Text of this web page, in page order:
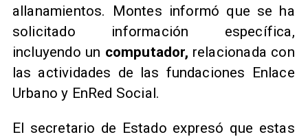
allanamientos. Montes informó que se ha
solicitado información específica,
incluyendo un computador, relacionada con
las actividades de las fundaciones Enlace
Urbano y EnRed Social.
​El secretario de Estado expresó que estas